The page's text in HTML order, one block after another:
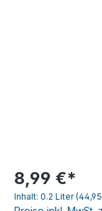
8,99 €*
Inhalt: 0.2 Liter